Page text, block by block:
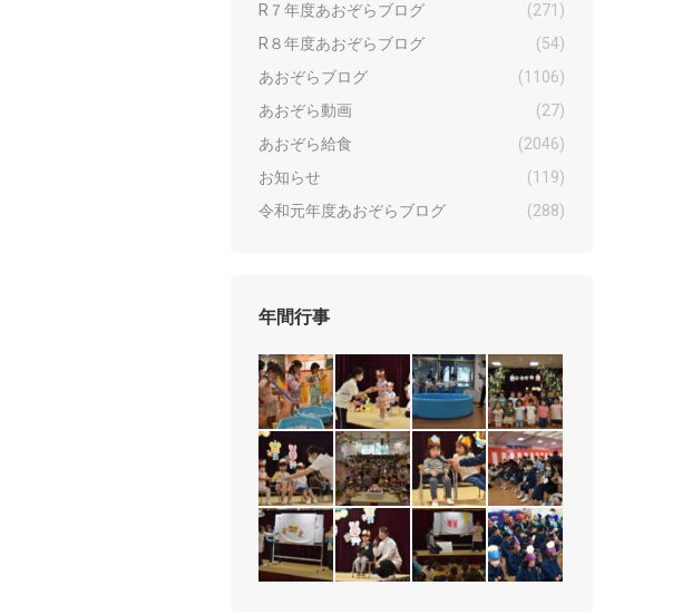
R７年度あおぞらブログ
(271)
R８年度あおぞらブログ
(54)
あおぞらブログ
(1106)
あおぞら動画
(27)
あおぞら給食
(2046)
お知らせ
(119)
令和元年度あおぞらブログ
(288)
年間行事